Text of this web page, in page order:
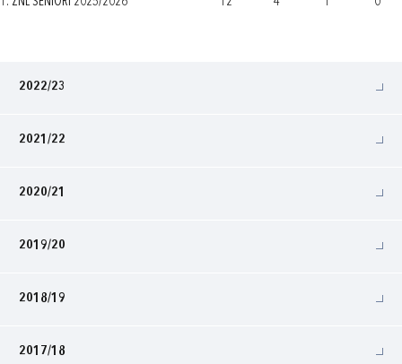
2022/23
2021/22
2020/21
2019/20
2018/19
2017/18